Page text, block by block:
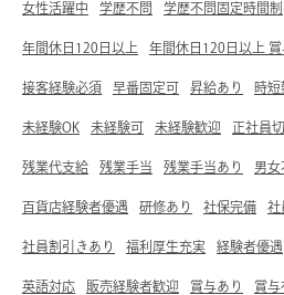
女性活躍中 学歴不問 学歴不問固定時間制
年間休日120日以上 年間休日120日以上 賞
接客経験必須 早番固定可 昇給あり 時短
未経験OK 未経験可 未経験歓迎 正社員
残業代支給 残業手当 残業手当あり 男女
百貨店経験者優遇 研修あり 社保完備 社
社員割引きあり 福利厚生充実 経験者優遇
英語対応 販売経験者歓迎 賞与あり 賞与